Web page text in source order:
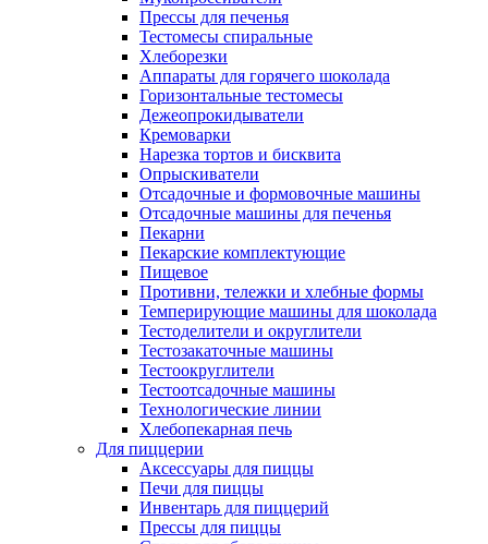
Прессы для печенья
Тестомесы спиральные
Хлеборезки
Аппараты для горячего шоколада
Горизонтальные тестомесы
Дежеопрокидыватели
Кремоварки
Нарезка тортов и бисквита
Опрыскиватели
Отсадочные и формовочные машины
Отсадочные машины для печенья
Пекарни
Пекарские комплектующие
Пищевое
Противни, тележки и хлебные формы
Темперирующие машины для шоколада
Тестоделители и округлители
Тестозакаточные машины
Тестоокруглители
Тестоотсадочные машины
Технологические линии
Хлебопекарная печь
Для пиццерии
Аксессуары для пиццы
Печи для пиццы
Инвентарь для пиццерий
Прессы для пиццы